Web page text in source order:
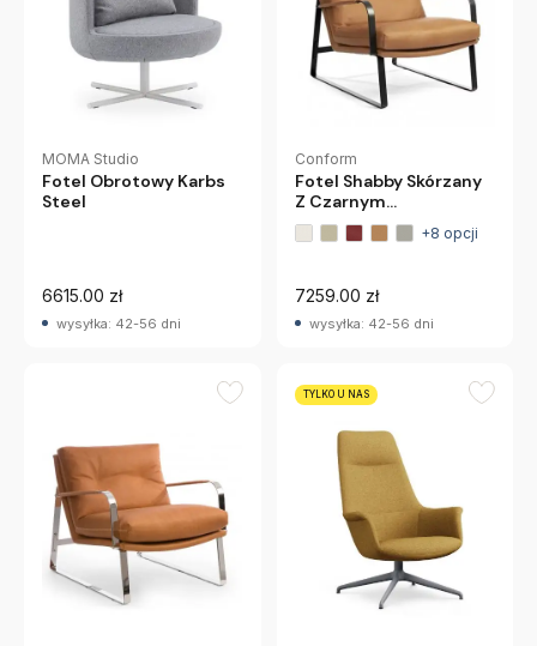
MOMA Studio
Fotel Obrotowy Karbs
Steel
6615.00 zł
wysyłka: 42-56 dni
Conform
Fotel Shabby Skórzany
Z Czarnym
Podłokietnikiem
Conform
+8 opcji
7259.00 zł
wysyłka: 42-56 dni
TYLKO U NAS